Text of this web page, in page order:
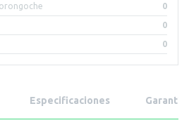
0
0
0
Especificaciones Garantía